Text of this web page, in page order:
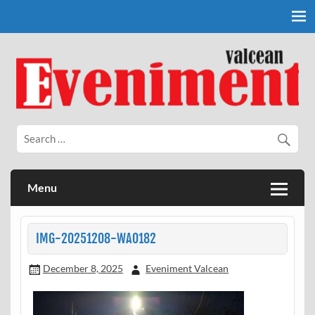
Eveniment Valcean
Menu
IMG-20251208-WA0182
December 8, 2025 Eveniment Valcean